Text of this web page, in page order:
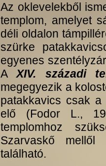
Az oklevelekből
templom, amelyet
déli oldalon
szürke
egyenes
AXIV. századi
megegyezik a
patakkavics csak a
elő (Fodor L.,
templomhoz
Szarvaskő mellől
található.